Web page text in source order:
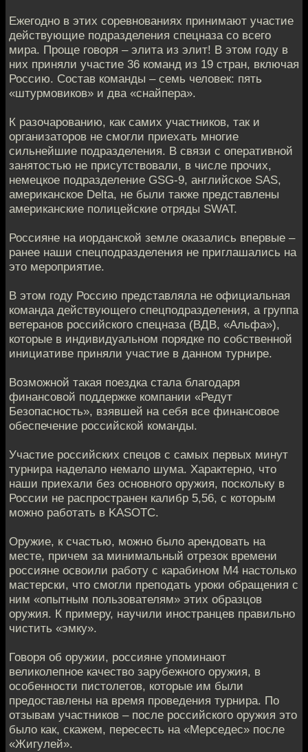
Ежегодно в этих соревнованиях принимают участие
действующие подразделения спецназа со всего
мира. Проще говоря – элита из элит! В этом году в
них приняли участие 36 команд из 19 стран, включая
Россию. Состав команды – семь человек: пять
«штурмовиков» и два «снайпера».
К разочарованию, как самих участников, так и
организаторов не смогли приехать многие
сильнейшие подразделения. В связи с оперативной
занятостью не присутствовали, в числе прочих,
немецкое подразделение GSG-9, английское SAS,
американское Delta, не были также представлены
американские полицейские отряды SWAT.
Россияне на иорданской земле оказались впервые –
ранее наши спецподразделения не приглашались на
это мероприятие.
В этом году Россию представляла не официальная
команда действующего спецподразделения, а группа
ветеранов российского спецназа (ВДВ, «Альфа»),
которые в индивидуальном порядке по собственной
инициативе приняли участие в данном турнире.
Возможной такая поездка стала благодаря
финансовой поддержке компании «Редут
Безопасность», взявшей на себя все финансовое
обеспечение российской команды.
Участие российских спецов с самых первых минут
турнира наделало немало шума. Характерно, что
наши приехали без основного оружия, поскольку в
России не распространен калибр 5,56, с которым
можно работать в KASOTC.
Оружие, к счастью, можно было арендовать на
месте, причем за минимальный отрезок времени
россияне освоили работу с карабином М4 настолько
мастерски, что смогли преподать уроки обращения с
ним «опытным пользователям» этих образцов
оружия. К примеру, научили иностранцев правильно
чистить «эмку».
Говоря об оружии, россияне упоминают
великолепное качество зарубежного оружия, в
особенности пистолетов, которые им были
предоставлены на время проведения турнира. По
отзывам участников – после российского оружия это
было как, скажем, пересесть на «Мерседес» после
«Жигулей».